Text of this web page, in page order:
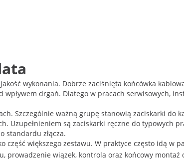
wykonania. Dobrze zaciśnięta końcówka
drgań. Dlatego w pracach serwisowych,
Szczególnie ważną grupę stanowią zaciskarki do
Uzupełnieniem są zaciskarki ręczne do typowych
standardu złącza.
większego zestawu. W praktyce często idą w
prowadzenie wiązek, kontrola oraz końcowy montaż